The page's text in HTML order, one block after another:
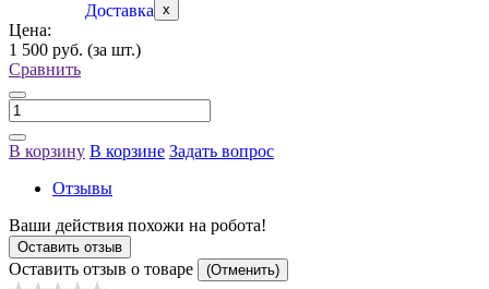
Доставка x
Цена:
1 500 руб. (за шт.)
Сравнить
В корзину В корзине Задать вопрос
Отзывы
Ваши действия похожи на робота!
Оставить отзыв
Оставить отзыв о товаре (Отменить)